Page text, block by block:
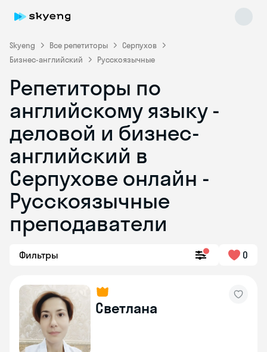
Skyeng Все репетиторы
Серпухов
Бизнес-английский
Русскоязычные
Репетиторы по
английскому языку -
деловой и бизнес-
английский в
Серпухове онлайн -
Русскоязычные
преподаватели
Фильтры 0
Светлана
Skyeng Chat